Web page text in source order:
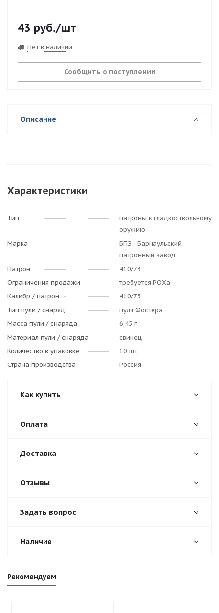
43 руб./шт
Нет в наличии
Сообщить о поступлении
Описание
Характеристики
Тип
патроны к гладкоствольному
оружию
Марка
БПЗ - Барнаульский
патронный завод
Патрон
410/73
Ограничения продажи
требуется РОХа
Калибр / патрон
410/73
Тип пули / cнаряд
пуля Фостера
Масса пули / снаряда
6,45 г
Материал пули / снаряда
свинец
Количество в упаковке
10 шт.
Страна производства
Россия
Как купить
Оплата
Доставка
Отзывы
Задать вопрос
Наличие
Рекомендуем